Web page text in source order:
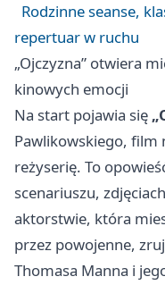
Rodzinne seanse,
repertuar w ruchu
„Ojczyzna” otwiera
kinowych emocji
Na start pojawia się
Pawlikowskiego, film
reżyserię. To
scenariuszu,
aktorstwie, która
przez powojenne,
Thomasa Manna i